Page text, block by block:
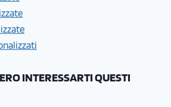
INTERESSARTI QUESTI